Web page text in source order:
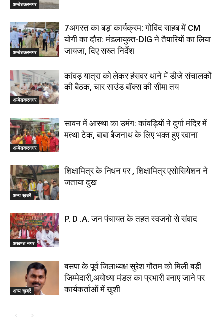
अम्बेडकरनगर
अम्बेडकरनगर
7अगस्त का बड़ा कार्यक्रम: गोविंद साहब में CM
योगी का दौरा: मंडलायुक्त-DIG ने तैयारियों का लिया
जायजा, दिए सख्त निर्देश
अम्बेडकरनगर
कांवड़ यात्रा को लेकर हंसवर थाने में डीजे संचालकों
की बैठक, चार साउंड बॉक्स की सीमा तय
अम्बेडकरनगर
सावन में आस्था का उमंग: कांवड़ियों ने दुर्गा मंदिर में
मत्था टेक, बाबा बैजनाथ के लिए भक्त हुए रवाना
अन्य ख़बरें
शिक्षामित्र के निधन पर , शिक्षामित्र एसोसियेशन ने
जताया दुख
अखण्ड नगर
P. D .A. जन पंचायत के तहत स्वजनो से संवाद
अन्य ख़बरें
बसपा के पूर्व जिलाध्यक्ष सुरेश गौतम को मिली बड़ी
जिम्मेदारी,अयोध्या मंडल का प्रभारी बनाए जाने पर
कार्यकर्ताओं में खुशी